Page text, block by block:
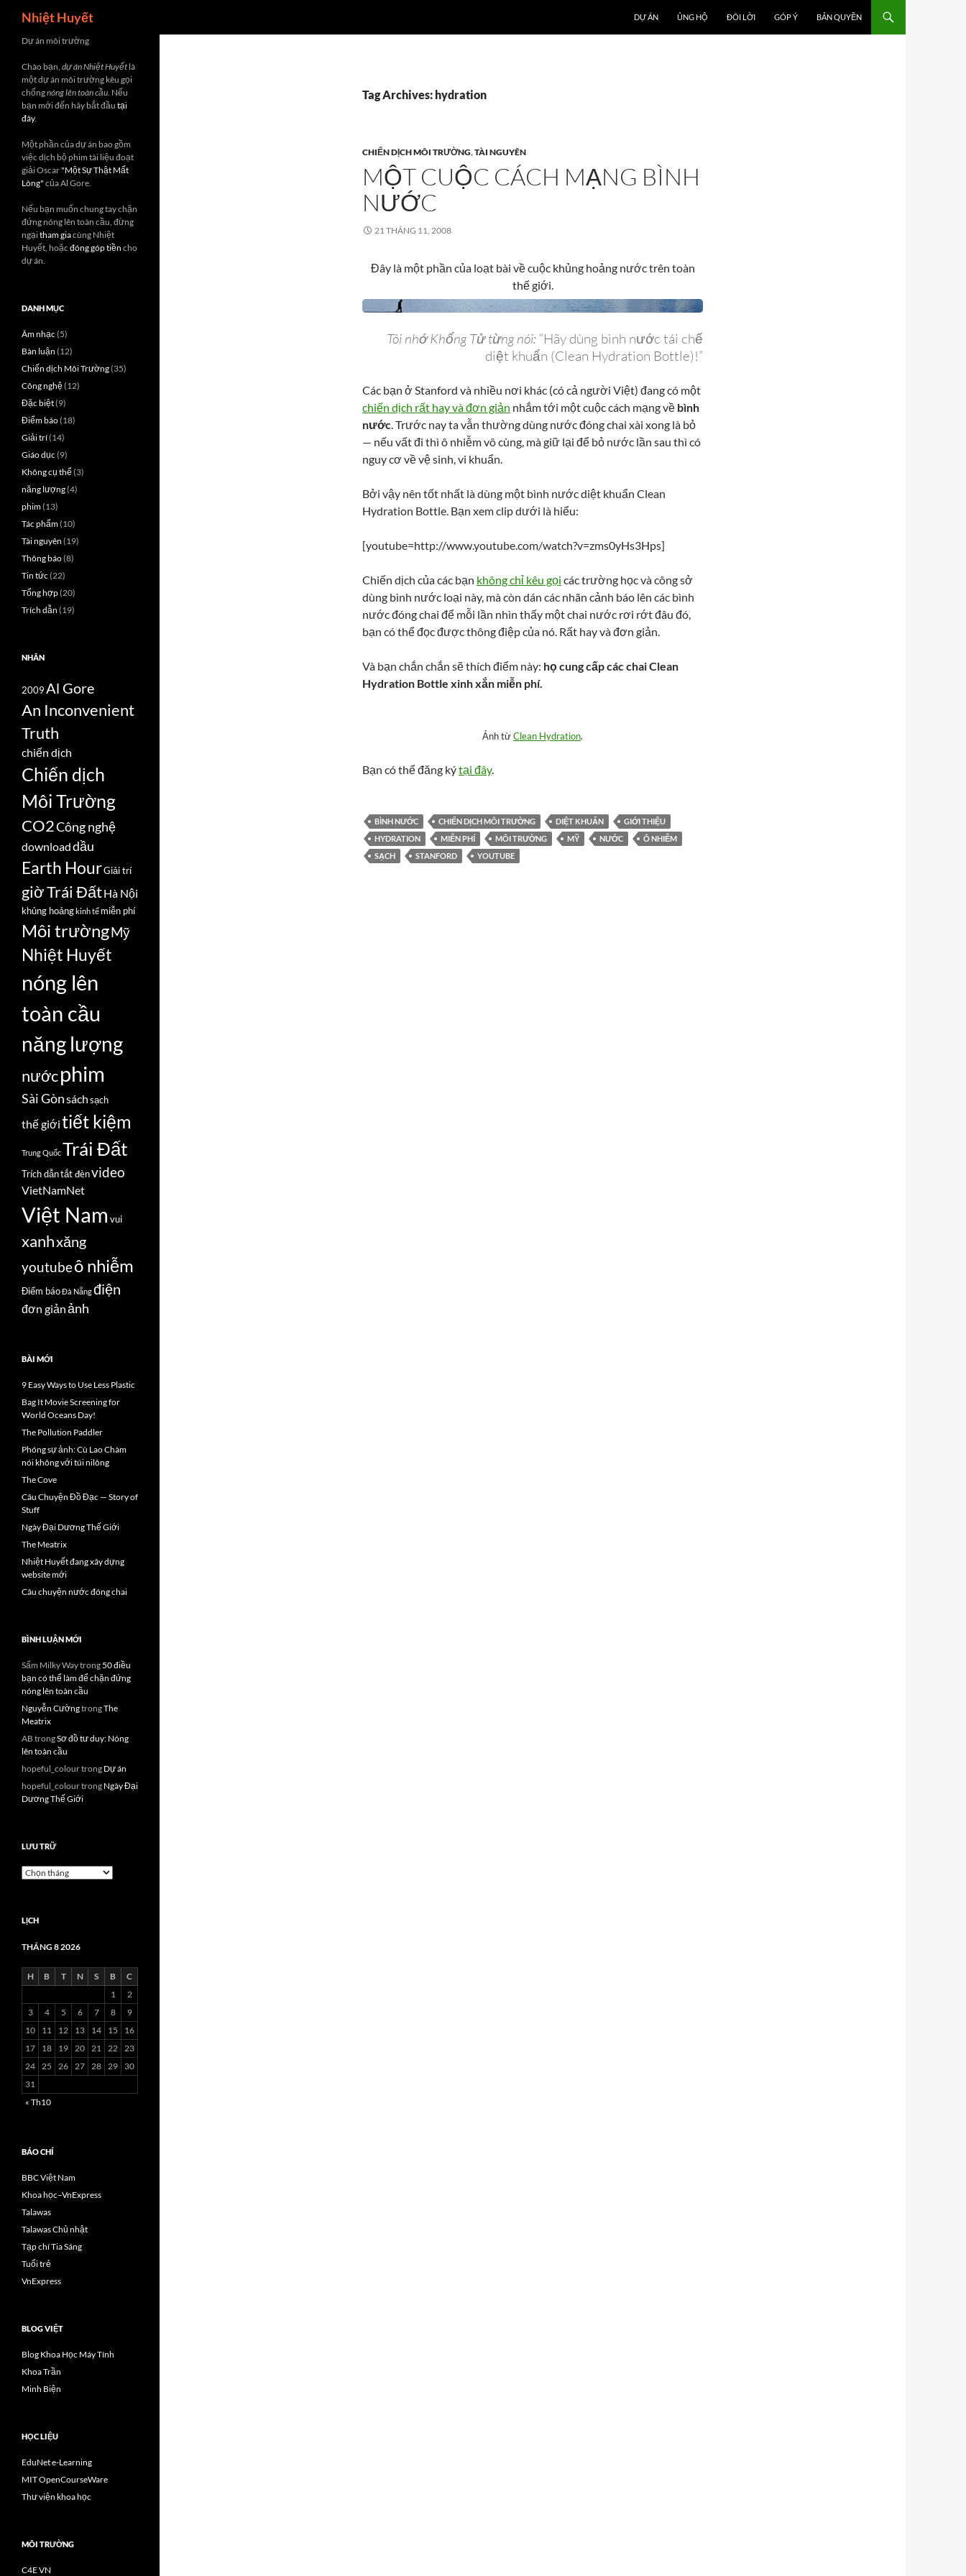
content
Nhiệt Huyết DỰ ÁN ỦNG HỘ ĐÔI LỜI GÓP Ý BẢN QUYỀN
Tag Archives: hydration
CHIẾN DỊCH MÔI TRƯỜNG,TÀI NGUYÊN
MỘT CUỘC CÁCH MẠNG BÌNH
NƯỚC
21 THÁNG 11, 2008
Đây là một phần của loạt bài về cuộc khủng hoảng nước trên toàn
thế giới.
Tôi nhớ Khổng Tử từng nói: “Hãy dùng bình nước tái chế
diệt khuẩn (Clean Hydration Bottle)!”
Các bạn ở Stanford và nhiều nơi khác (có cả người Việt) đang có một
chiến dịch rất hay và đơn giản nhắm tới một cuộc cách mạng về bình
nước. Trước nay ta vẫn thường dùng nước đóng chai xài xong là bỏ
— nếu vất đi thì ô nhiễm vô cùng, mà giữ lại để bỏ nước lần sau thì có
nguy cơ về vệ sinh, vi khuẩn.
Bởi vậy nên tốt nhất là dùng một bình nước diệt khuẩn Clean
Hydration Bottle. Bạn xem clip dưới là hiểu:
[youtube=http://www.youtube.com/watch?v=zms0yHs3Hps]
Chiến dịch của các bạn không chỉ kêu gọi các trường học và công sở
dùng bình nước loại này, mà còn dán các nhãn cảnh báo lên các bình
nước đóng chai để mỗi lần nhìn thấy một chai nước rơi rớt đâu đó,
bạn có thể đọc được thông điệp của nó. Rất hay và đơn giản.
Và bạn chắn chắn sẽ thích điểm này: họ cung cấp các chai Clean
Hydration Bottle xinh xắn miễn phí.
Ảnh từClean Hydration.
Bạn có thể đăng kýtại đây.
BÌNH NƯỚC CHIẾN DỊCH MÔI TRƯỜNG DIỆT KHUẨN
GIỚI THIỆU
HYDRATION
MIỄN PHÍ MÔI TRƯỜNG MỸ NƯỚC
Ô NHIỄM
SẠCH
STANFORD YOUTUBE
Dự án môi trường
Chào bạn, dự án Nhiệt Huyết là
một dự án môi trường kêu gọi
chốngnóng lên toàn cầu. Nếu
bạn mới đến hãy bắt đầu tại
đây.
Một phần của dự án bao gồm
việc dịch bộ phim tài liệu đoạt
giải Oscar"Một Sự Thật Mất
Lòng" của Al Gore.
Nếu bạn muốn chung tay chặn
đứng nóng lên toàn cầu, đừng
ngạitham giacùng Nhiệt
Huyết, hoặc đóng góp tiền cho
dự án.
DANH MỤC
Âm nhạc (5)
Bàn luận (12)
Chiến dịch Môi Trường(35)
Công nghệ (12)
Đặc biệt(9)
Điểm báo(18)
Giải trí(14)
Giáo dục (9)
Không cụ thể (3)
năng lượng(4)
phim(13)
Tác phẩm(10)
Tài nguyên (19)
Thông báo(8)
Tin tức (22)
Tổng hợp(20)
Trích dẫn (19)
NHÃN
2009Al Gore
An Inconvenient
Truth
chiến dịch
Chiến dịch
Môi Trường
CO2Công nghệ
downloaddầu
Earth HourGiải trí
giờ Trái ĐấtHà Nội
khủng hoảngkinh tế miễn phí
Môi trườngMỹ
Nhiệt Huyết
nóng lên
toàn cầu
năng lượng
nướcphim
Sài Gònsáchsạch
thế giớitiết kiệm
Trung QuốcTrái Đất
Trích dẫntắt đènvideo
VietNamNet
Việt Nam vui
xanhxăng
youtubeô nhiễm
Điểm báoĐà Nẵngđiện
đơn giảnảnh
BÀI MỚI
9 Easy Ways to Use Less Plastic
Bag It Movie Screening for
World Oceans Day!
The Pollution Paddler
Phóng sự ảnh: Cù Lao Chàm
nói không với túi nilông
The Cove
Câu Chuyện Đồ Đạc — Story of
Stuff
Ngày Đại Dương Thế Giới
The Meatrix
Nhiệt Huyết đang xây dựng
website mới
Câu chuyện nước đóng chai
BÌNH LUẬN MỚI
Sấm Milky Waytrong50 điều
bạn có thể làm để chặn đứng
nóng lên toàn cầu
Nguyễn CườngtrongThe
Meatrix
AB trongSơ đồ tư duy: Nóng
lên toàn cầu
hopeful_colourtrong Dự án
hopeful_colourtrong Ngày Đại
Dương Thế Giới
LƯU TRỮ
Lưu
LỊCH
THÁNG 8 2026
H B T N S B
C
1
2
3
4 5 6 7 8
9
10
11 12 13 14 15
16
17
18 19 20 21 22 23
24 25 26 27 28 29
30
31
« Th10
BÁO CHÍ
BBC Việt Nam
Khoa học–VnExpress
Talawas
Talawas Chủ nhật
Tạp chí Tia Sáng
Tuổi trẻ
VnExpress
BLOG VIỆT
Blog Khoa Học Máy Tính
Khoa Trần
Minh Biện
HỌC LIỆU
EduNet e-Learning
MIT OpenCourseWare
Thư viện khoa học
MÔI TRƯỜNG
C4E VN